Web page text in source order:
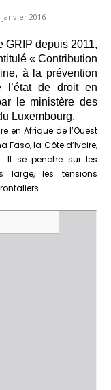
janvier 2016
GRIP depuis 2011,
« Contribution
à la prévention
l’état de droit en
le ministère des
Luxembourg.
en Afrique de l’Ouest
Faso, la Côte d’Ivoire,
Il se penche sur les
large, les tensions